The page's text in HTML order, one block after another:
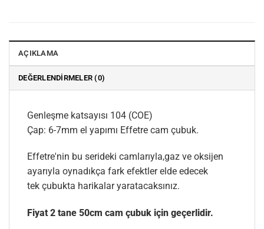
AÇIKLAMA
DEĞERLENDIRMELER (0)
Genleşme katsayısı 104 (COE)
Çap: 6-7mm el yapımı Effetre cam çubuk.
Effetre'nin bu serideki camlarıyla,gaz ve oksijen
ayarıyla oynadıkça fark efektler elde edecek
tek çubukta harikalar yaratacaksınız.
Fiyat 2 tane 50cm cam çubuk için geçerlidir.